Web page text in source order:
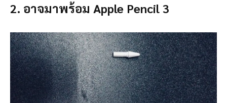
2. อาจมาพร้อม Apple Pencil 3